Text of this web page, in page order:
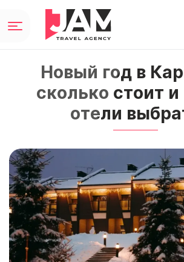
Новый год в
сколько стоит и
отели